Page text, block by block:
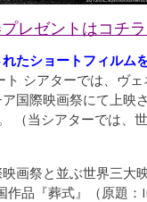
レゼントはコチラ
たショートフィルム
シアターでは、ヴ
国際映画祭にて上映
（当シアターでは、
画祭と並ぶ世界三大
品『葬式』（原題